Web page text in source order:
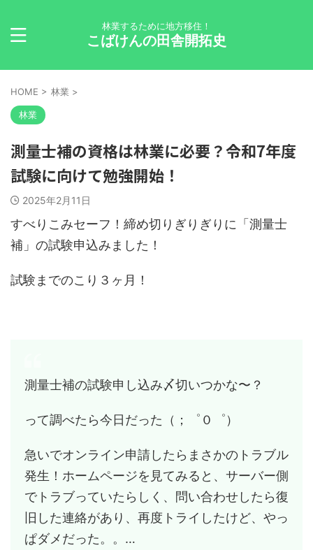
林業するために地方移住！
こばけんの田舎開拓史
HOME > 林業 >
林業
測量士補の資格は林業に必要？令和7年度
試験に向けて勉強開始！
2025年2月11日
すべりこみセーフ！締め切りぎりぎりに「測量士
補」の試験申込みました！
試験までのこり３ヶ月！
測量士補の試験申し込み〆切いつかな〜？
って調べたら今日だった（；゜０゜）
急いでオンライン申請したらまさかのトラブル
発生！ホームページを見てみると、サーバー側
でトラブっていたらしく、問い合わせしたら復
旧した連絡があり、再度トライしたけど、やっ
ぱダメだった。。…